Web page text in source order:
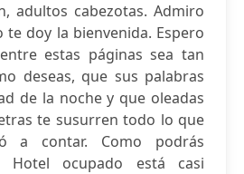
adultos cabezotas. Admiro
te doy la bienvenida. Espero
estas páginas sea tan
deseas, que sus palabras
de la noche y que oleadas
te susurren todo lo que
a contar. Como podrás
Hotel ocupado está casi